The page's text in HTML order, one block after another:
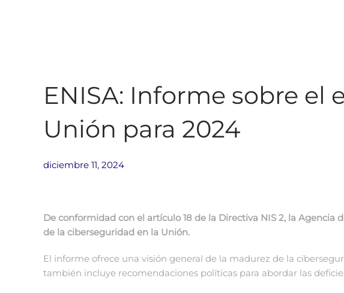
ENISA: Informe sobre el
Unión para 2024
diciembre 11, 2024
De conformidad con el artículo 18 de la Directiva NIS 2, la
de la ciberseguridad en la Unión.
El informe ofrece una visión general de la madurez de la
también incluye recomendaciones políticas para abordar las